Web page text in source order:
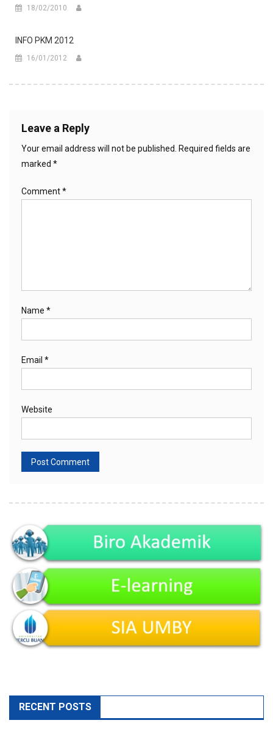
18/02/2010
INFO PKM 2012
16/01/2012
Leave a Reply
Your email address will not be published.
Required fields are
marked *
Comment*
Name *
Email *
Website
RECENT POSTS